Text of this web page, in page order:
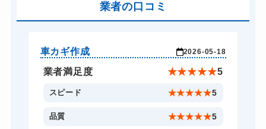
バイクカギ作成
金庫カギ開け 14,300円～(税込)
金庫カギ修理 11,000円～(税込)
金庫カギ交換 11,000円～(税込)
ロッカーカギ開け 11,000円～(税込)
業者の口コミ
車カギ作成 2026-05-18
業者満足度 ★★★★★5
スピード ★★★★★5
品質 ★★★★★5